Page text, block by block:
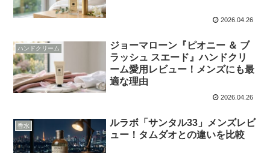
2026.04.26
ハンドクリーム
ジョーマローン『ピオニー ＆ ブ
ラッシュ スエード』ハンドクリ
ーム愛用レビュー！メンズにも最
適な理由
2026.04.26
香水
ルラボ「サンタル33」メンズレビ
ュー！タムダオとの違いを比較